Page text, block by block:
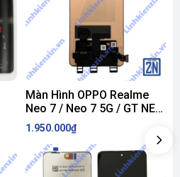
Màn Hình OPPO Realme
Neo 7 / Neo 7 5G / GT NEO
7 ZIN
1.950.000₫